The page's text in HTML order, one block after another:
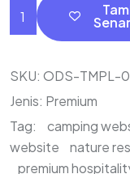
SKU: ODS-TMPL-
Jenis: Premium
Tag:
camping
website
nature
premium